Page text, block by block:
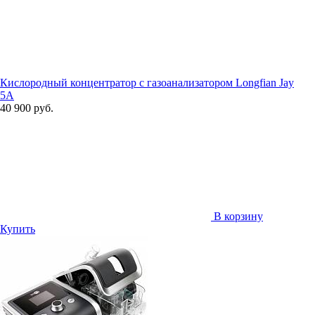
Кислородный концентратор с газоанализатором Longfian Jay
5A
40 900 руб.
В корзину
Купить